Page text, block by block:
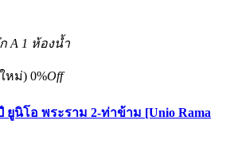
A 1 ห้องน้ำ
หม่) 0%Off
ยูนิโอ พระราม 2-ท่าข้าม [Unio Rama